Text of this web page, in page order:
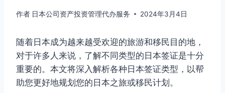
作者 日本公司资产投资管理代办服务 2024年3月4日
随着日本成为越来越受欢迎的旅游和移民目的地，
对于许多人来说，了解不同类型的日本签证是十分
重要的。本文将深入解析各种日本签证类型，以帮
助您更好地规划您的日本之旅或移民计划。